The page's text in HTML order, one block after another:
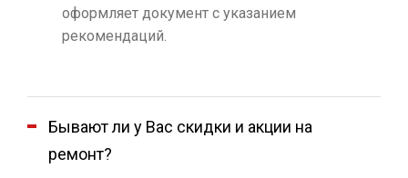
оформляет документ с указанием
рекомендаций.
Бывают ли у Вас скидки и акции на
ремонт?